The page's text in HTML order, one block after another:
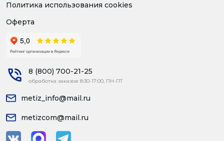
Политика использования cookies
Оферта
8 (800) 700-21-25
обработка заказов 8:30-17:00, ПН-ПТ
metiz_info@mail.ru
metizcom@mail.ru